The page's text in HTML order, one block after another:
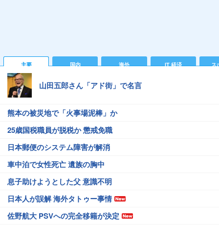
主要 国内 海外 IT 経済 ス
山田五郎さん「アド街」で名言
熊本の被災地で「火事場泥棒」か
25歳国税職員が脱税か 懲戒免職
日本郵便のシステム障害が解消
車中泊で女性死亡 遺族の胸中
息子助けようとした父 意識不明
日本人が誤解 海外タトゥー事情
佐野航大 PSVへの完全移籍が決定